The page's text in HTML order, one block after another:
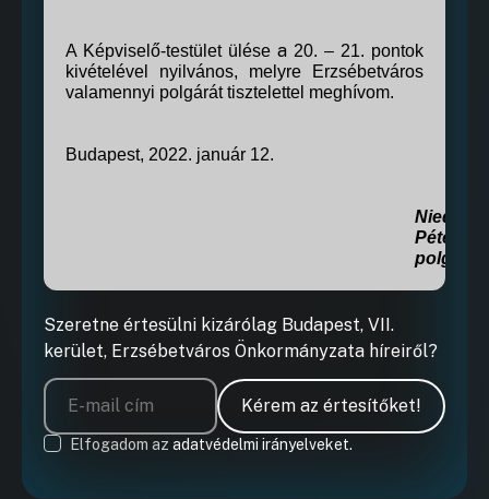
A Képviselő-testület ülése a 20. – 21. pontok
kivételével nyilvános, melyre Erzsébetváros
valamennyi polgárát tisztelettel meghívom.
Budapest, 2022. január 12.
Péter
Szeretne értesülni kizárólag Budapest, VII.
kerület, Erzsébetváros Önkormányzata híreiről?
Kérem az értesítőket!
Elfogadom az adatvédelmi irányelveket.